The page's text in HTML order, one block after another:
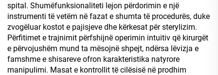
spital. Shumëfunksionaliteti lejon përdorimin e një
instrumenti të vetëm në fazat e shumta të procedurës, duke
zvogëluar kostot e pajisjeve dhe kërkesat për sterylizim.
Përfitimet e trajnimit përfshijnë operimin intuitiv që kirurgët
e përvojushëm mund ta mësojnë shpejt, ndërsa lëvizja e
famshme e shisareve ofron karakteristika natyrore
manipulimi. Masat e kontrollit të cilësisë në prodhim